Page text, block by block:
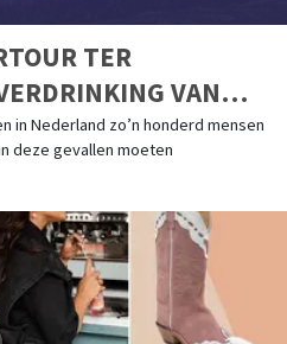
TER
VAN
in Nederland zo’n honderd mensen
deze gevallen moeten